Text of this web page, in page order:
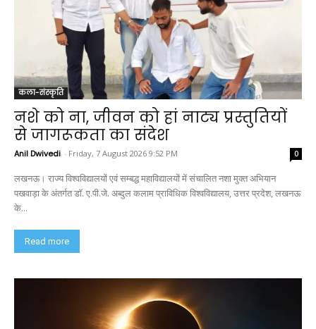
कला-संस्कृति
नशे को ना, जीवन को हां नाट्य प्रस्तुतियों
से जागरूकता का संदेश
Anil Dwivedi - Friday, 7 August 2026 9:52 PM 0
लखनऊ। राज्य विश्वविद्यालयों एवं सम्बद्ध महाविद्यालयों में संचालित नशा मुक्त अभियान
पखवाड़ा के अंतर्गत डॉ. ए.पी.जे. अब्दुल कलाम प्राविधिक विश्वविद्यालय, उत्तर प्रदेश, लखनऊ
के...
Read more